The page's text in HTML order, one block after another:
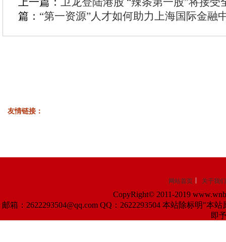
篇： “第一资源”人才如何助力上海国际金融
友情链接：
网站首页 关于我们
CopyRight© 2011-2019
邮箱：2622293504@qq.com QQ：2622293504 本站除标明"
即